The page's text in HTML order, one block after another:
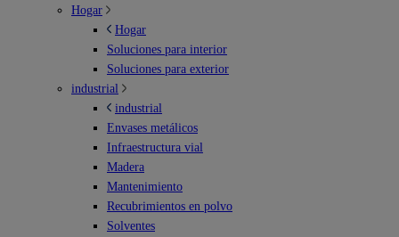
Hogar
Hogar
Soluciones para interior
Soluciones para exterior
industrial
industrial
Envases metálicos
Infraestructura vial
Madera
Mantenimiento
Recubrimientos en polvo
Solventes